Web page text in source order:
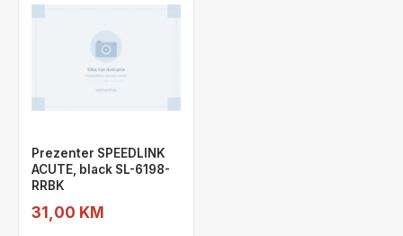
Prezenter SPEEDLINK
ACUTE, black SL-6198-
RRBK
31,00 KM